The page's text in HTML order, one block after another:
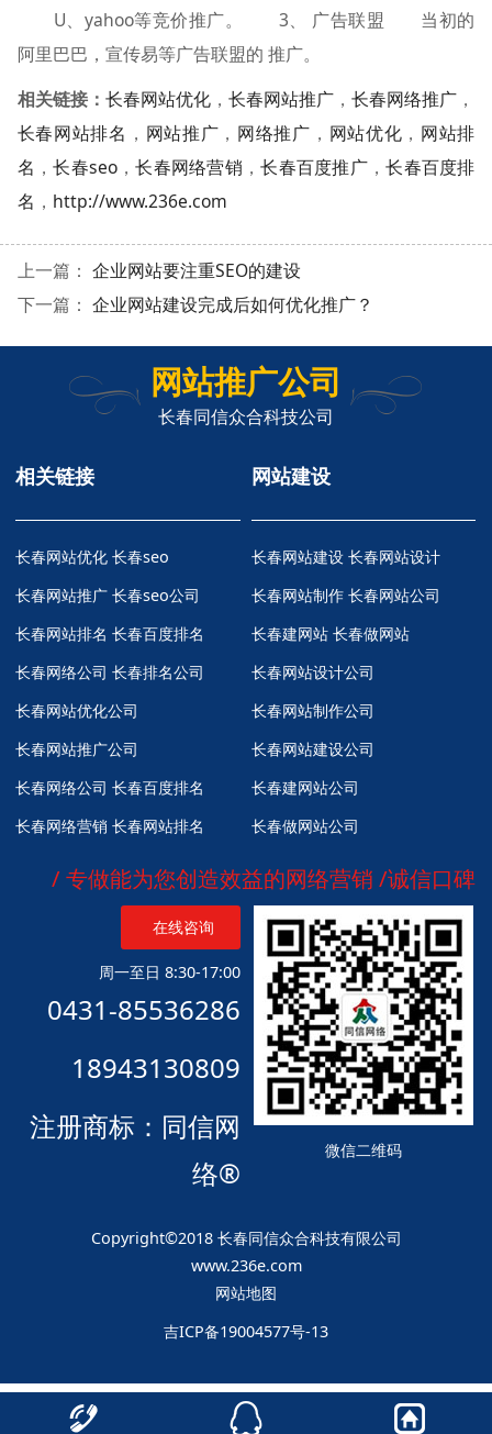
U、yahoo等竞价推广。 3、 广告联盟 当初的
阿里巴巴，宣传易等广告联盟的 推广。
相关链接： 长春网站优化，长春网站推广 ，长春网络推广 ，
长春网站排名 ， 网站推广 ， 网络推广 ， 网站优化 ， 网站排
名 ，长春seo，长春网络营销 ，长春百度推广，长春百度排
名 ， http://www.236e.com
上一篇： 企业网站要注重SEO的建设
下一篇： 企业网站建设完成后如何优化推广？
网站推广公司
长春同信众合科技公司
相关链接
长春网站优化 长春seo
长春网站推广 长春seo公司
长春网站排名 长春百度排名
长春网络公司 长春排名公司
长春网站优化公司
长春网站推广公司
长春网络公司 长春百度排名
长春网络营销 长春网站排名
网站建设
长春网站建设 长春网站设计
长春网站制作 长春网站公司
长春建网站 长春做网站
长春网站设计公司
长春网站制作公司
长春网站建设公司
长春建网站公司
长春做网站公司
/ 专做能为您创造效益的网络营销 /诚信口碑
在线咨询
周一至日 8:30-17:00
0431-85536286
18943130809
注册商标：同信网
络®
微信二维码
Copyright©2018 长春同信众合科技有限公司
www.236e.com
网站地图
吉ICP备19004577号-13